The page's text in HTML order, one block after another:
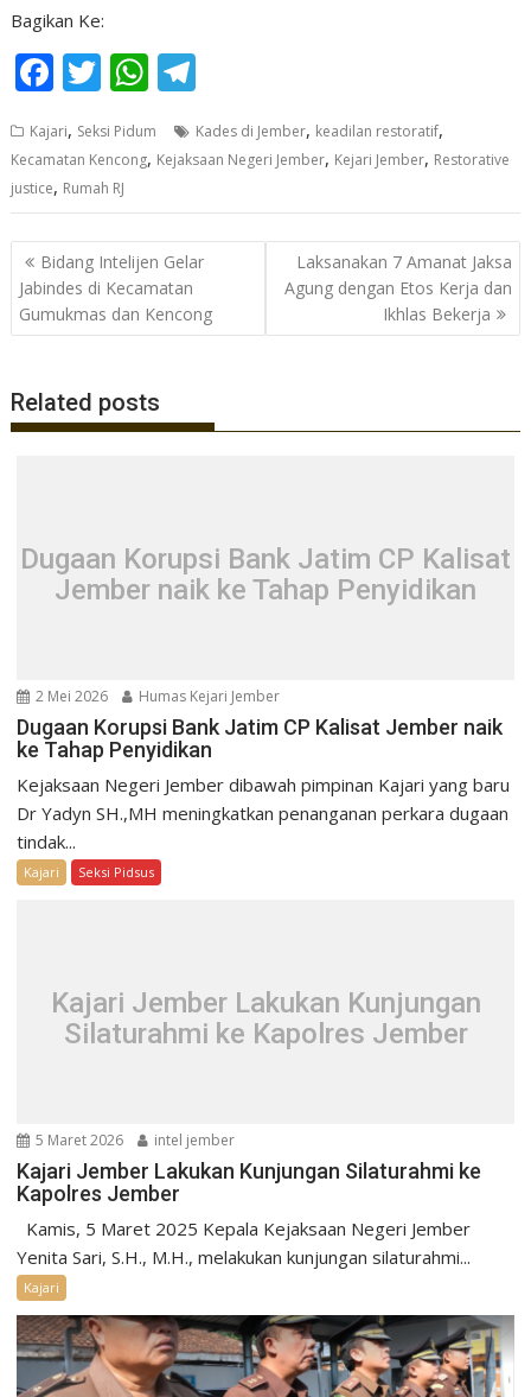
Bagikan Ke:
F
e
b
o
o
k
T
itt
er
W
at
A
p
p
e
a
m
Kajari, Seksi Pidum Kades di Jember, keadilan restoratif,
Kecamatan Kencong, Kejaksaan Negeri Jember, Kejari Jember, Restorative
justice, Rumah RJ
Navigasi
pos
Bidang Intelijen Gelar
Jabindes di Kecamatan
Gumukmas dan Kencong
Laksanakan 7 Amanat Jaksa
Agung dengan Etos Kerja dan
Ikhlas Bekerja
Related posts
Dugaan Korupsi Bank Jatim CP Kalisat
Jember naik ke Tahap Penyidikan
2 Mei 2026 Humas Kejari Jember
Dugaan Korupsi Bank Jatim CP Kalisat Jember naik
ke Tahap Penyidikan
Kejaksaan Negeri Jember dibawah pimpinan Kajari yang baru
Dr Yadyn SH.,MH meningkatkan penanganan perkara dugaan
tindak...
Kajari Seksi Pidsus
Kajari Jember Lakukan Kunjungan
Silaturahmi ke Kapolres Jember
5 Maret 2026 intel jember
Kajari Jember Lakukan Kunjungan Silaturahmi ke
Kapolres Jember
Kamis, 5 Maret 2025 Kepala Kejaksaan Negeri Jember
Yenita Sari, S.H., M.H., melakukan kunjungan silaturahmi...
Kajari